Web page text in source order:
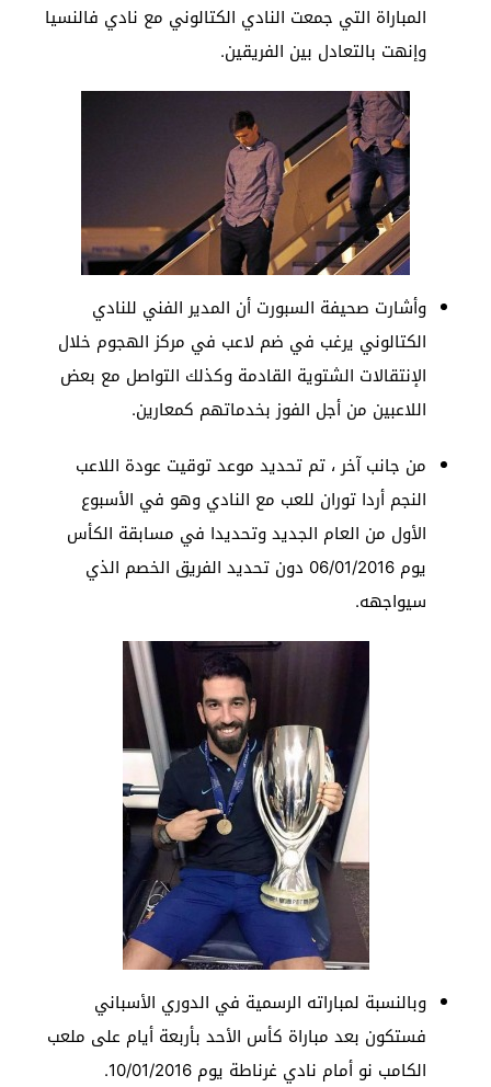
المباراة التي جمعت النادي الكتالوني مع نادي فالنسيا
وإنهت بالتعادل بين الفريقين.
وأشارت صحيفة السبورت أن المدير الفني للنادي
الكتالوني يرغب في ضم لاعب في مركز الهجوم خلال
الإنتقالات الشتوية القادمة وكذلك التواصل مع بعض
اللاعبين من أجل الفوز بخدماتهم كمعارين.
من جانب آخر ، تم تحديد موعد توقيت عودة اللاعب
النجم أردا توران للعب مع النادي وهو في الأسبوع
الأول من العام الجديد وتحديدا في مسابقة الكأس
يوم 06/01/2016 دون تحديد الفريق الخصم الذي
سيواجهه.
وبالنسبة لمباراته الرسمية في الدوري الأسباني
فستكون بعد مباراة كأس الأحد بأربعة أيام على ملعب
الكامب نو أمام نادي غرناطة يوم 10/01/2016.